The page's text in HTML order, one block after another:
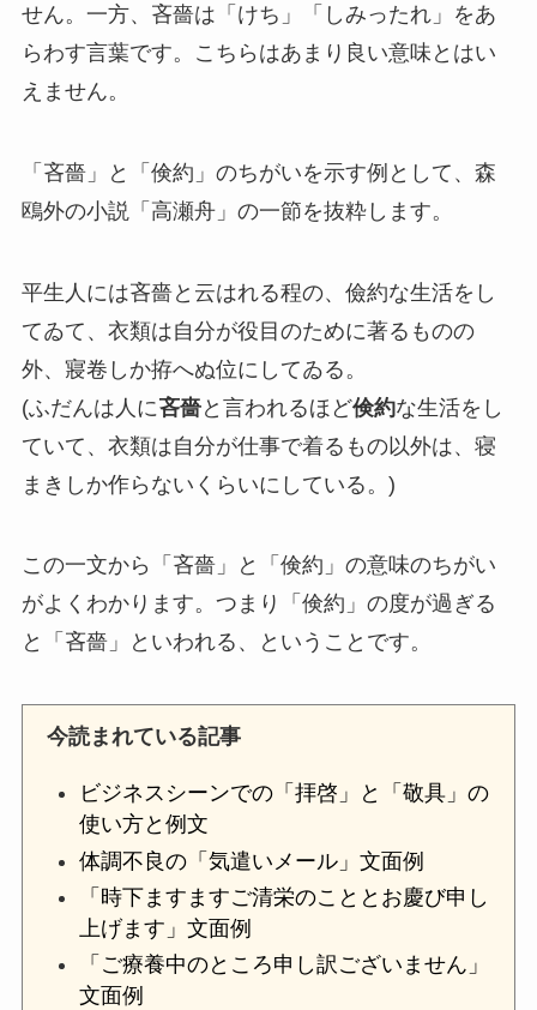
せん。一方、吝嗇は「けち」「しみったれ」をあ
らわす言葉です。こちらはあまり良い意味とはい
えません。
「吝嗇」と「倹約」のちがいを示す例として、森
鴎外の小説「高瀬舟」の一節を抜粋します。
平生人には吝嗇と云はれる程の、儉約な生活をし
てゐて、衣類は自分が役目のために著るものの
外、寢卷しか拵へぬ位にしてゐる。
(ふだんは人に吝嗇と言われるほど倹約な生活をし
ていて、衣類は自分が仕事で着るもの以外は、寝
まきしか作らないくらいにしている。)
この一文から「吝嗇」と「倹約」の意味のちがい
がよくわかります。つまり「倹約」の度が過ぎる
と「吝嗇」といわれる、ということです。
今読まれている記事
ビジネスシーンでの「拝啓」と「敬具」の
使い方と例文
体調不良の「気遣いメール」文面例
「時下ますますご清栄のこととお慶び申し
上げます」文面例
「ご療養中のところ申し訳ございません」
文面例